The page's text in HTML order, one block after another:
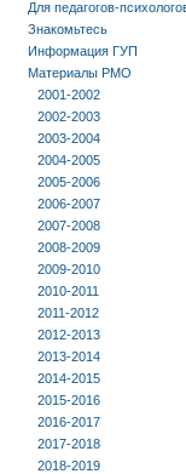
Для педагогов-
Знакомьтесь
Информация ГУП
Материалы РМО
2001-2002
2002-2003
2003-2004
2004-2005
2005-2006
2006-2007
2007-2008
2008-2009
2009-2010
2010-2011
2011-2012
2012-2013
2013-2014
2014-2015
2015-2016
2016-2017
2017-2018
2018-2019